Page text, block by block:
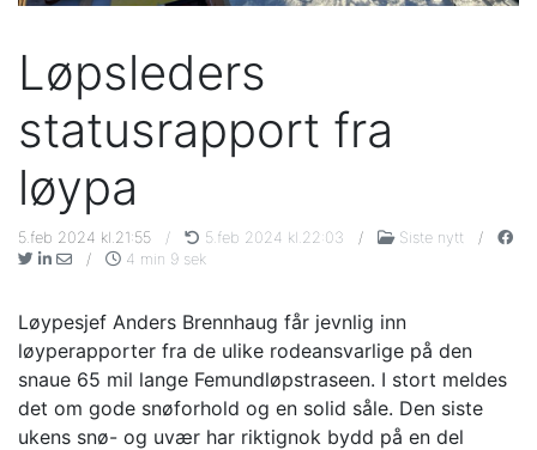
Løpsleders
statusrapport fra
løypa
5.feb 2024 kl.21:55 / 5.feb 2024 kl.22:03 / Siste nytt
/
/
4 min 9 sek
Løypesjef Anders Brennhaug får jevnlig inn
løyperapporter fra de ulike rodeansvarlige på den
snaue 65 mil lange Femundløpstraseen. I stort meldes
det om gode snøforhold og en solid såle. Den siste
ukens snø- og uvær har riktignok bydd på en del